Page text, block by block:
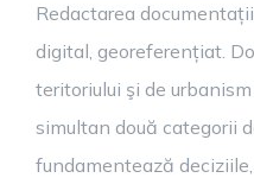
Redactarea
digital, georeferențiat.
teritoriului şi de
simultan două categorii
fundamentează